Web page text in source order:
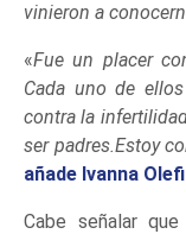
vinieron a
«Fue un placer
Cada uno de
contra la
ser padres.Estoy
añade Ivanna
Cabe señalar